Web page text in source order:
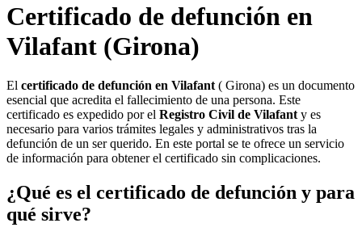
Certificado de defunción en
Vilafant (Girona)
El certificado de defunción en Vilafant ( Girona) es un documento
esencial que acredita el fallecimiento de una persona. Este
certificado es expedido por el Registro Civil de Vilafant y es
necesario para varios trámites legales y administrativos tras la
defunción de un ser querido. En este portal se te ofrece un servicio
de información para obtener el certificado sin complicaciones.
¿Qué es el certificado de defunción y para
qué sirve?